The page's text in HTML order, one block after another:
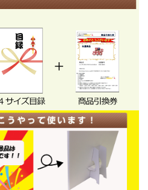
。
録でお届けします★★★